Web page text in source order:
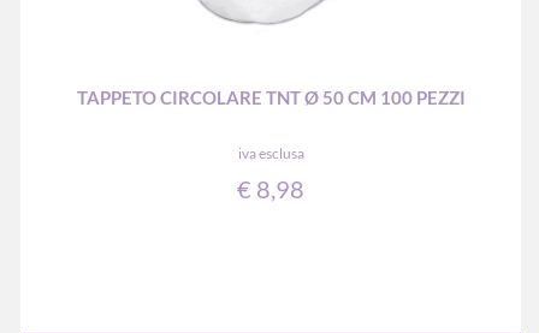
TAPPETO CIRCOLARE TNT Ø 50 CM 100 PEZZI
iva esclusa
€ 8,98